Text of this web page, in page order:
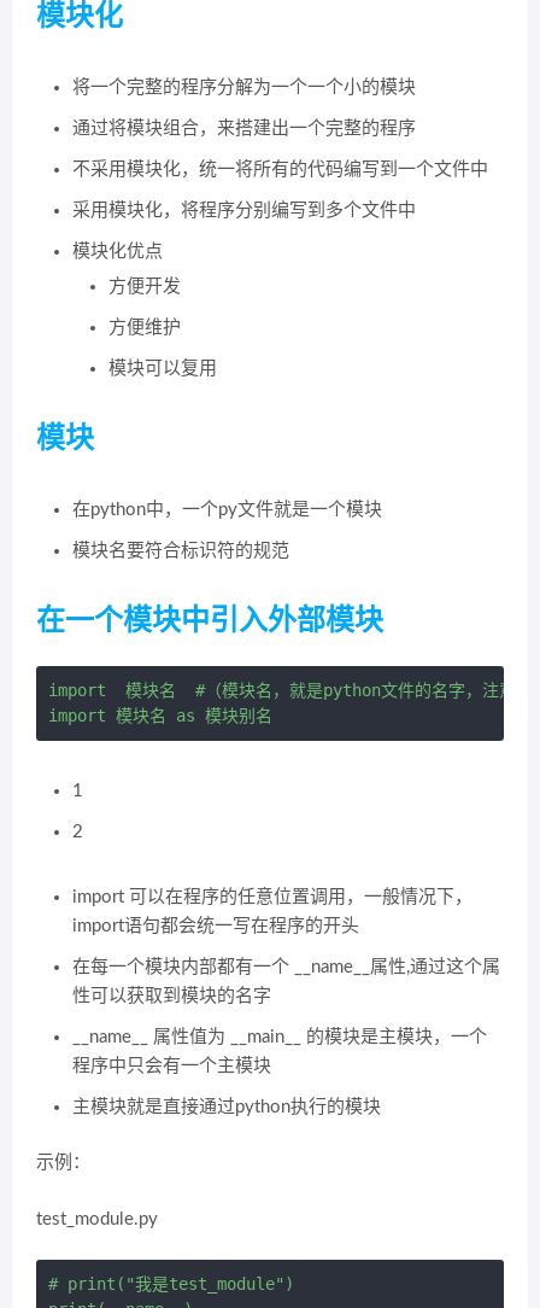
模块化
将一个完整的程序分解为一个一个小的模块
通过将模块组合，来搭建出一个完整的程序
不采用模块化，统一将所有的代码编写到一个文件中
采用模块化，将程序分别编写到多个文件中
模块化优点
方便开发
方便维护
模块可以复用
模块
在python中，一个py文件就是一个模块
模块名要符合标识符的规范
在一个模块中引入外部模块
import  模块名  #（模块名，就是python文件的名字，注意不
1
2
import 可以在程序的任意位置调用，一般情况下，
import语句都会统一写在程序的开头
在每一个模块内部都有一个 __name__属性,通过这个属
性可以获取到模块的名字
__name__ 属性值为 __main__ 的模块是主模块，一个
程序中只会有一个主模块
主模块就是直接通过python执行的模块
示例：
test_module.py
# print("我是test_module")